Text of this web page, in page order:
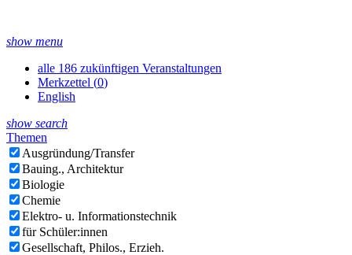
show menu
alle 186 zukünftigen Veranstaltungen
Merkzettel (0)
English
show search
Themen
Ausgründung/Transfer
Bauing., Architektur
Biologie
Chemie
Elektro- u. Informationstechnik
für Schüler:innen
Gesellschaft, Philos., Erzieh.